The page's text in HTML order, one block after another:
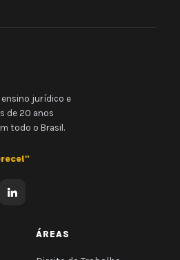
jurídico e
de 20 anos
todo o Brasil.
ÁREAS